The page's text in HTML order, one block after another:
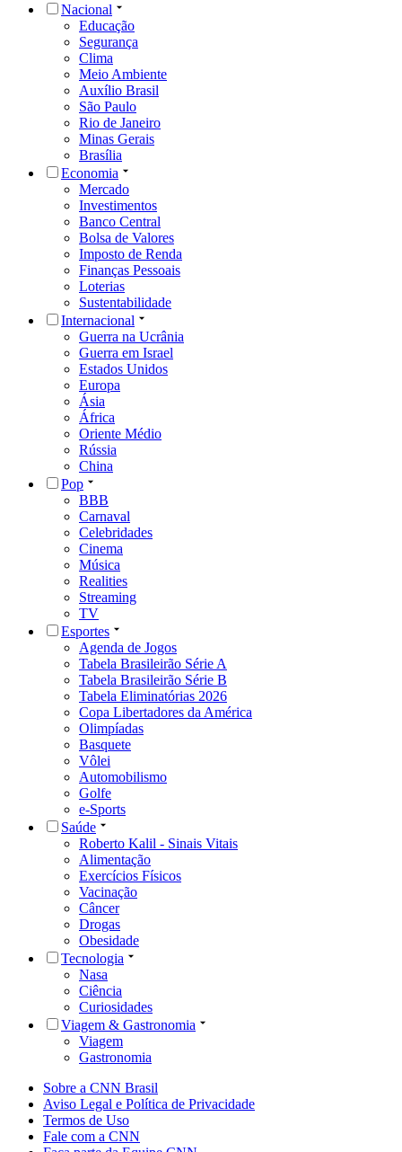
Nacional
Educação
Segurança
Clima
Meio Ambiente
Auxílio Brasil
São Paulo
Rio de Janeiro
Minas Gerais
Brasília
Economia
Mercado
Investimentos
Banco Central
Bolsa de Valores
Imposto de Renda
Finanças Pessoais
Loterias
Sustentabilidade
Internacional
Guerra na Ucrânia
Guerra em Israel
Estados Unidos
Europa
Ásia
África
Oriente Médio
Rússia
China
Pop
BBB
Carnaval
Celebridades
Cinema
Música
Realities
Streaming
TV
Esportes
Agenda de Jogos
Tabela Brasileirão Série A
Tabela Brasileirão Série B
Tabela Eliminatórias 2026
Copa Libertadores da América
Olimpíadas
Basquete
Vôlei
Automobilismo
Golfe
e-Sports
Saúde
Roberto Kalil - Sinais Vitais
Alimentação
Exercícios Físicos
Vacinação
Câncer
Drogas
Obesidade
Tecnologia
Nasa
Ciência
Curiosidades
Viagem & Gastronomia
Viagem
Gastronomia
Sobre a CNN Brasil
Aviso Legal e Política de Privacidade
Termos de Uso
Fale com a CNN